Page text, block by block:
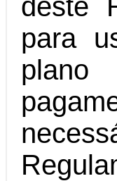
deste
para
plano